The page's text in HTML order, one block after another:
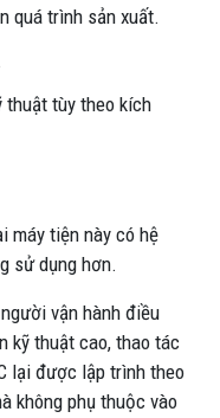
quá trình sản xuất.
thuật tùy theo kích
máy tiện này có hệ
sử dụng hơn.
vận hành điều
kỹ thuật cao, thao tác
lại được lập trình theo
không phụ thuộc vào